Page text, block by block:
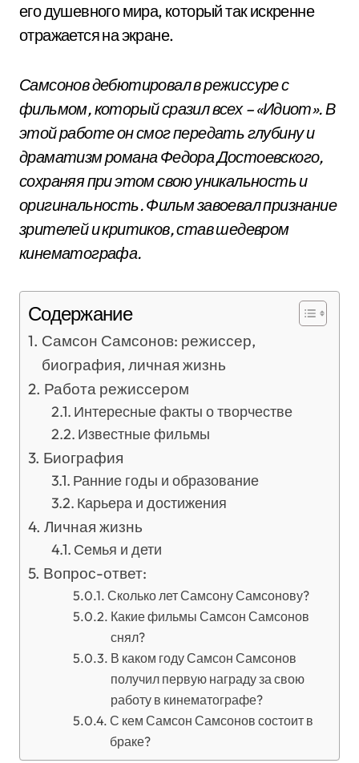
его душевного мира, который так искренне
отражается на экране.
Самсонов дебютировал в режиссуре с
фильмом, который сразил всех – «Идиот». В
этой работе он смог передать глубину и
драматизм романа Федора Достоевского,
сохраняя при этом свою уникальность и
оригинальность. Фильм завоевал признание
зрителей и критиков, став шедевром
кинематографа.
Содержание
Самсон Самсонов: режиссер,
биография, личная жизнь
Работа режиссером
Интересные факты о творчестве
Известные фильмы
Биография
Ранние годы и образование
Карьера и достижения
Личная жизнь
Семья и дети
Вопрос-ответ:
Сколько лет Самсону Самсонову?
Какие фильмы Самсон Самсонов
снял?
В каком году Самсон Самсонов
получил первую награду за свою
работу в кинематографе?
С кем Самсон Самсонов состоит в
браке?